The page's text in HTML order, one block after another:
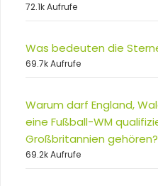
72.1k Aufrufe
Was bedeuten die
69.7k Aufrufe
Warum darf England,
eine Fußball-WM
Großbritannien gehören?
69.2k Aufrufe